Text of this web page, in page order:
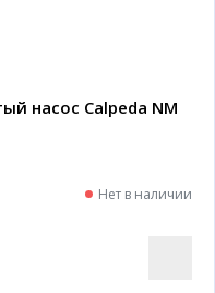
насос Calpeda NM
Нет в наличии